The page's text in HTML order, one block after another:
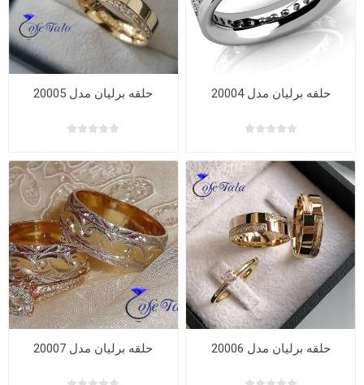
حلقه برلیان مدل 20004 حلقه برلیان مدل 20005
حلقه برلیان مدل 20006 حلقه برلیان مدل 20007